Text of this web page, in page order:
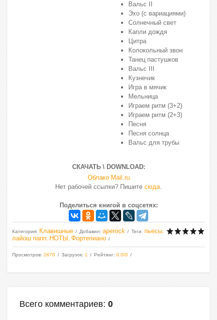
Вальс II
Эхо (с вариациями)
Солнечный свет
Капли дождя
Цитра
Колокольный звон
Танец пастушков
Вальс III
Кузнечик
Игра в мячик
Мельница
Играем ритм (3+2)
Играем ритм (2+3)
Песня
Песня солнца
Вальс для трубы
СКАЧАТЬ \ DOWNLOAD:
Облако Mail.ru
Нет рабочей ссылки? Пишите сюда.
Поделиться книгой в соцсетях:
Категория: Клавишные Добавил: aperock Теги: пьесы
лайош папп НОТЫ Фортепиано
Просмотров: 2670 Загрузок: 1 Рейтинг: 0.0/0
Всего комментариев: 0